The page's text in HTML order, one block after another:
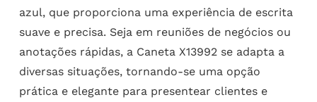
azul, que proporciona uma experiência de escrita
suave e precisa. Seja em reuniões de negócios ou
anotações rápidas, a Caneta X13992 se adapta a
diversas situações, tornando-se uma opção
prática e elegante para presentear clientes e